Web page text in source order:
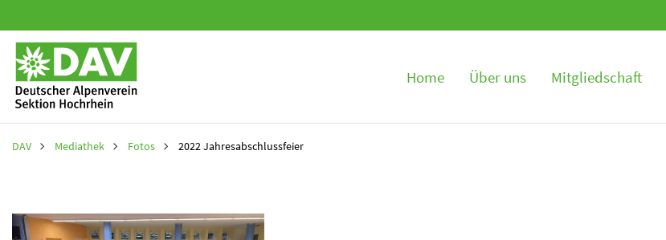
Home Über uns Mitgliedschaft
DAV Mediathek Fotos 2022 Jahresabschlussfeier